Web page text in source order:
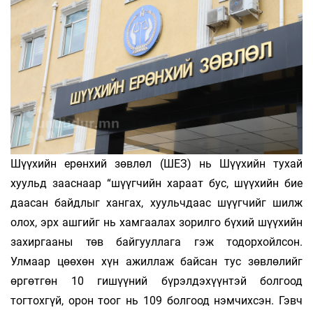
Шүүхийн ерөнхий зөвлөл (ШЕЗ) нь Шүүхийн тухай
хуульд зааснаар “шүүгчийн хараат бус, шүүхийн бие
даасан байдлыг хангах, хуульчдаас шүүгчийг шилж
олох, эрх ашгийг нь хамгаалах зорилго бүхий шүүхийн
захиргааны төв байгууллага гэж тодорхойлсон.
Улмаар цөөхөн хүн ажиллаж байсан тус зөвлөлийг
өргөтгөн 10 гишүүний бүрэлдэхүүнтэй болгоод
тогтохгүй, орон тоог нь 109 болгоод нэмчихсэн. Гэвч